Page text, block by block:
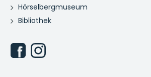
Hörselbergmuseum
Bibliothek